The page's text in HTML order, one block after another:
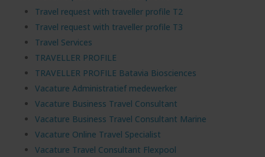
Travel request with traveller profile T2
Travel request with traveller profile T3
Travel Services
TRAVELLER PROFILE
TRAVELLER PROFILE Batavia Biosciences
Vacature Administratief medewerker
Vacature Business Travel Consultant
Vacature Business Travel Consultant Marine
Vacature Online Travel Specialist
Vacature Travel Consultant Flexpool